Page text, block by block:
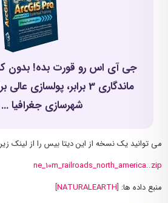
ماندگاری 3 برابر،
شهرسازی جغرافیا ...
می توانید یک نسخه از این دیتا بیس را از لینک زیر
ne_10m_railroads_north_america..zip
منبع داده ها: [NATURALEARTH]